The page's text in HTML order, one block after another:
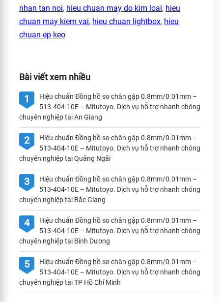
nhan tan noi, hieu chuan may do kim loai, hieu
chuan may kiem vai, hieu chuan lightbox, hieu
chuan ep keo
Bài viết xem nhiều
1
Hiệu chuẩn Đồng hồ so chân gập 0.8mm/0.01mm –
513-404-10E – Mitutoyo. Dịch vụ hỗ trợ nhanh chóng
chuyên nghiệp tại An Giang
2
Hiệu chuẩn Đồng hồ so chân gập 0.8mm/0.01mm –
513-404-10E – Mitutoyo. Dịch vụ hỗ trợ nhanh chóng
chuyên nghiệp tại Quãng Ngãi
3
Hiệu chuẩn Đồng hồ so chân gập 0.8mm/0.01mm –
513-404-10E – Mitutoyo. Dịch vụ hỗ trợ nhanh chóng
chuyên nghiệp tại Bắc Giang
4
Hiệu chuẩn Đồng hồ so chân gập 0.8mm/0.01mm –
513-404-10E – Mitutoyo. Dịch vụ hỗ trợ nhanh chóng
chuyên nghiệp tại Bình Dương
5
Hiệu chuẩn Đồng hồ so chân gập 0.8mm/0.01mm –
513-404-10E – Mitutoyo. Dịch vụ hỗ trợ nhanh chóng
chuyên nghiệp tại TP Hồ Chí Minh